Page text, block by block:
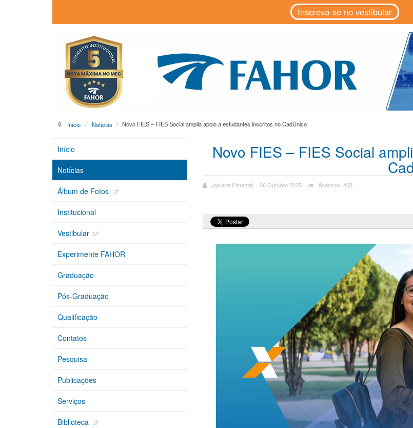
Inscreva-se no vestibular
Início Notícias Novo FIES – FIES Social amplia apoio a estudantes inscritos no CadÚnico
Novo FIES – FIES Social
Josiane Pimentel 06 Outubro 2025 Acessos: 408
Início
Notícias
Álbum de Fotos
Institucional
Vestibular
Experimente FAHOR
Graduação
Pós-Graduação
Qualificação
Contatos
Pesquisa
Publicações
Serviços
Biblioteca